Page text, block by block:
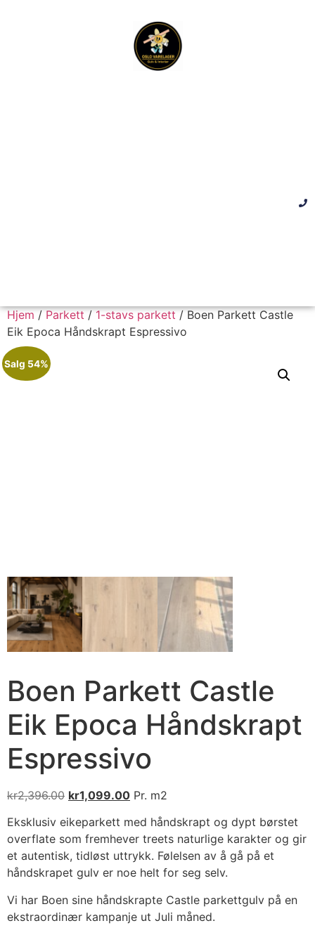
Hjem/Parkett/1-stavs parkett/ Boen Parkett Castle
Eik Epoca Håndskrapt Espressivo
Salg 54%
Boen Parkett Castle
Eik Epoca Håndskrapt
Espressivo
kr2,396.00 kr1,099.00 Pr. m2
Eksklusiv eikeparkett med håndskrapt og dypt børstet
overflate som fremhever treets naturlige karakter og gir
et autentisk, tidløst uttrykk. Følelsen av å gå på et
håndskrapet gulv er noe helt for seg selv.
Vi har Boen sine håndskrapte Castle parkettgulv på en
ekstraordinær kampanje ut Juli måned.